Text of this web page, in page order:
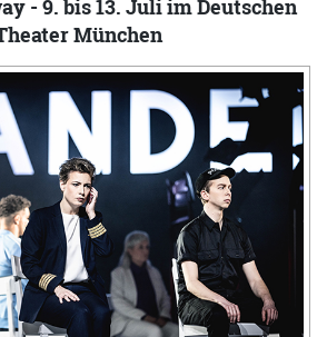
- 9. bis 13. Juli im Deutschen
München